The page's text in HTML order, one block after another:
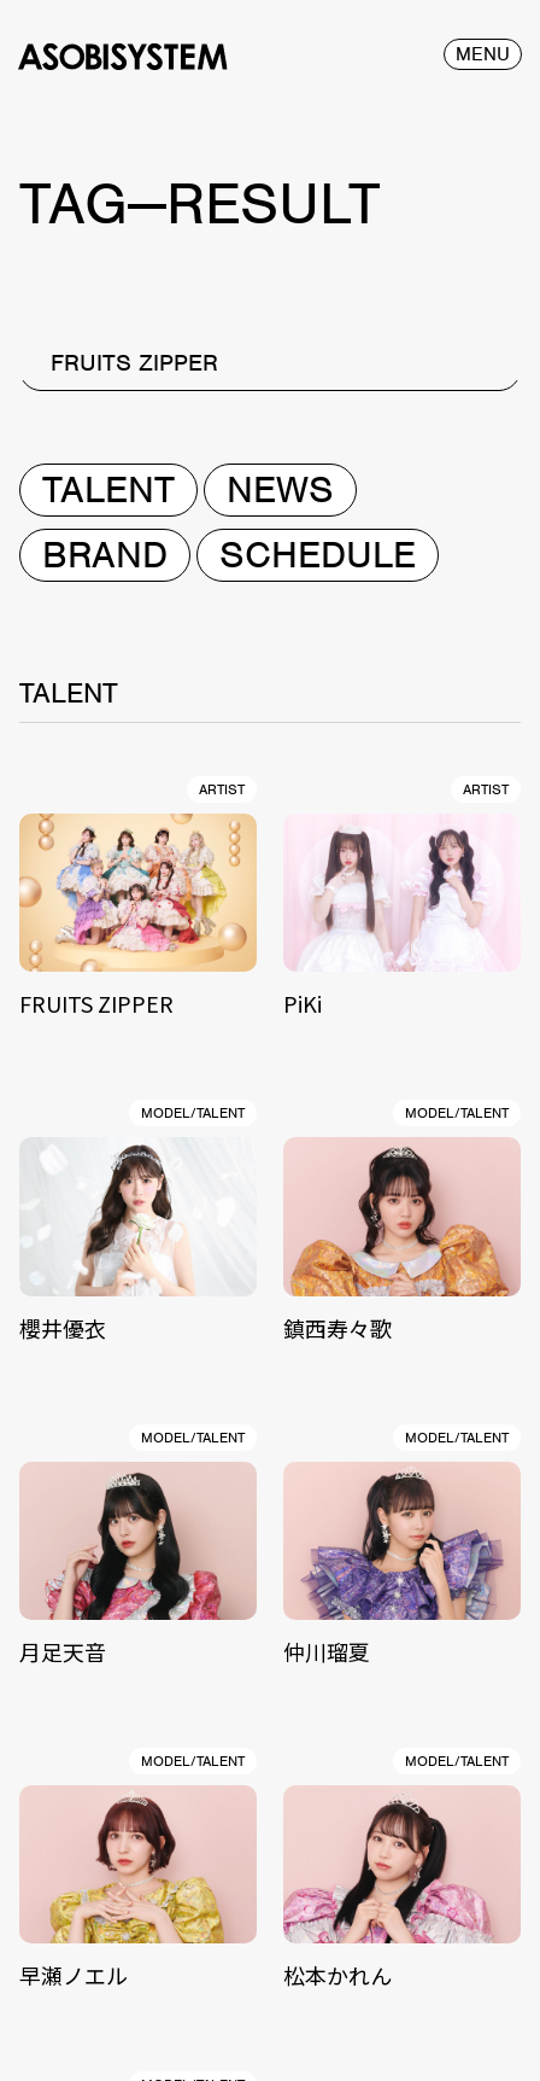
MENU
TAG—RESULT
FRUITS ZIPPER
TALENT
NEWS
BRAND
SCHEDULE
TALENT
ARTIST
FRUITS ZIPPER
ARTIST
PiKi
MODEL/TALENT
櫻井優衣
MODEL/TALENT
鎮西寿々歌
MODEL/TALENT
月足天音
MODEL/TALENT
仲川瑠夏
MODEL/TALENT
早瀬ノエル
MODEL/TALENT
松本かれん